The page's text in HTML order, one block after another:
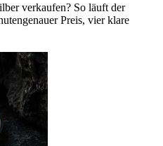
verkaufen? So läuft der
Preis, vier klare